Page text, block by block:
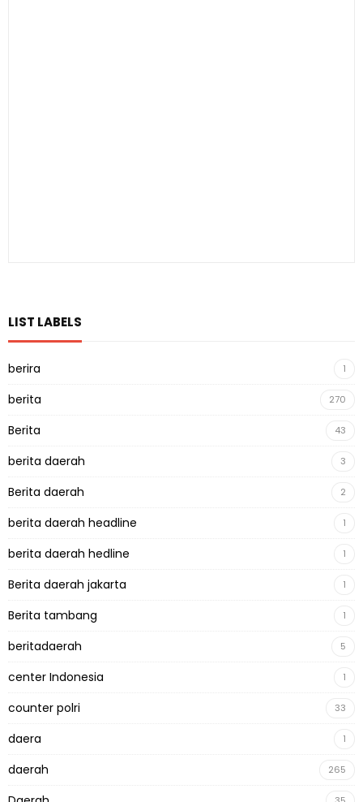
LIST LABELS
berira 1
berita 270
Berita 43
berita daerah 3
Berita daerah 2
berita daerah headline 1
berita daerah hedline 1
Berita daerah jakarta 1
Berita tambang 1
beritadaerah 5
center Indonesia 1
counter polri 33
daera 1
daerah 265